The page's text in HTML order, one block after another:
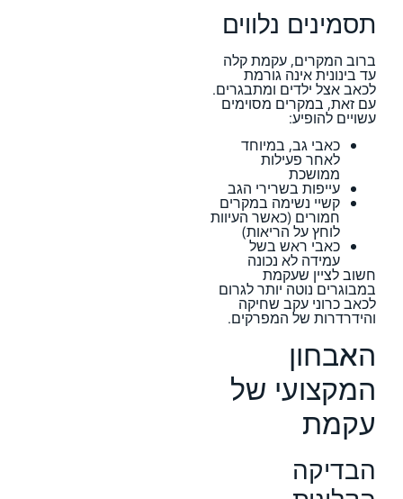
תסמינים נלווים
ברוב המקרים, עקמת קלה
עד בינונית אינה גורמת
לכאב אצל ילדים ומתבגרים.
עם זאת, במקרים מסוימים
עשויים להופיע:
כאבי גב, במיוחד
לאחר פעילות
ממושכת
עייפות בשרירי הגב
קשיי נשימה במקרים
חמורים (כאשר העיוות
לוחץ על הריאות)
כאבי ראש בשל
עמידה לא נכונה
חשוב לציין שעקמת
במבוגרים נוטה יותר לגרום
לכאב כרוני עקב שחיקה
והידרדרות של המפרקים.
האבחון
המקצועי של
עקמת
הבדיקה